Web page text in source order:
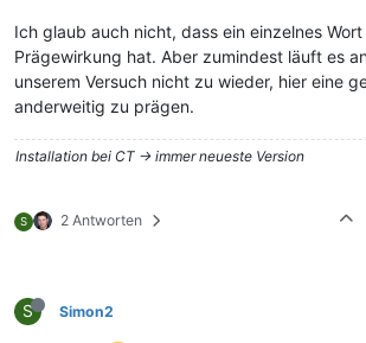
Ich glaub auch nicht, dass ein einzelnes
Prägewirkung hat. Aber zumindest läuft es
unserem Versuch nicht zu wieder, hier eine
anderweitig zu prägen.
Installation bei CT -> immer neueste Version
S 2 Antworten
S Simon2